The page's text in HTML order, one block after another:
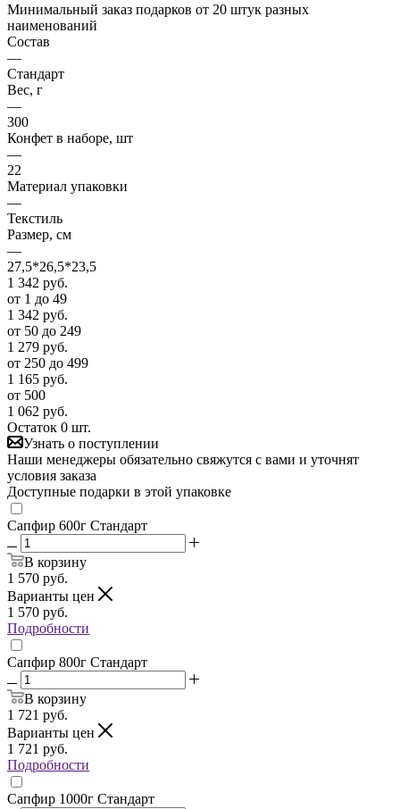
Минимальный заказ подарков от 20 штук разных
наименований
Состав
—
Стандарт
Вес, г
—
300
Конфет в наборе, шт
—
22
Материал упаковки
—
Текстиль
Размер, см
—
27,5*26,5*23,5
1 342 руб.
от 1 до 49
1 342 руб.
от 50 до 249
1 279 руб.
от 250 до 499
1 165 руб.
от 500
1 062 руб.
Остаток 0 шт.
Узнать о поступлении
Наши менеджеры обязательно свяжутся с вами и уточнят
условия заказа
Доступные подарки в этой упаковке
Сапфир 600г Стандарт
В корзину
1 570 руб.
Варианты цен
1 570 руб.
Подробности
Сапфир 800г Стандарт
В корзину
1 721 руб.
Варианты цен
1 721 руб.
Подробности
Сапфир 1000г Стандарт